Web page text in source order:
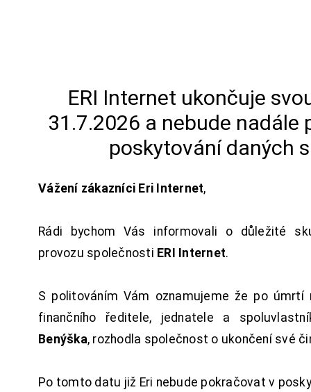
ERI Internet ukončuje
31.7.2026 a nebude nadále
poskytování daných
Vážení zákazníci Eri Internet,
Rádi bychom Vás informovali o důležité
provozu společnosti ERI Internet.
S politováním Vám oznamujeme že po úmrtí
finančního ředitele, jednatele a
Benýška, rozhodla společnost o ukončení své
Po tomto datu již Eri nebude pokračovat v